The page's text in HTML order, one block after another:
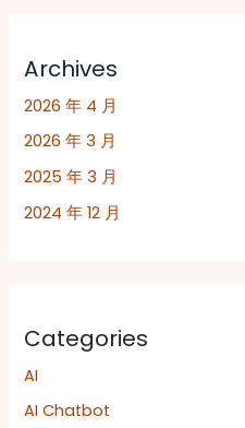
Archives
2026 年 4 月
2026 年 3 月
2025 年 3 月
2024 年 12 月
Categories
AI
AI Chatbot